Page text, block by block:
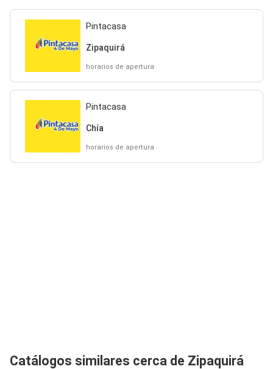
Pintacasa
Zipaquirá
horarios de apertura
Pintacasa
Chía
horarios de apertura
Catálogos similares cerca de Zipaquirá